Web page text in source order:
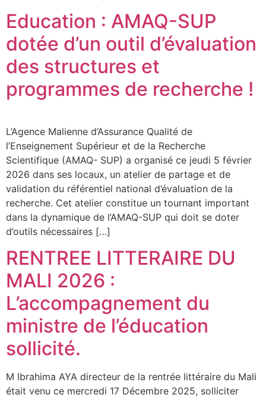
Education : AMAQ-SUP
dotée d’un outil d’évaluation
des structures et
programmes de recherche !
L’Agence Malienne d’Assurance Qualité de
l’Enseignement Supérieur et de la Recherche
Scientifique (AMAQ- SUP) a organisé ce jeudi 5 février
2026 dans ses locaux, un atelier de partage et de
validation du référentiel national d’évaluation de la
recherche. Cet atelier constitue un tournant important
dans la dynamique de l’AMAQ-SUP qui doit se doter
d’outils nécessaires […]
RENTREE LITTERAIRE DU
MALI 2026 :
L’accompagnement du
ministre de l’éducation
sollicité.
M Ibrahima AYA directeur de la rentrée littéraire du Mali
était venu ce mercredi 17 Décembre 2025, solliciter